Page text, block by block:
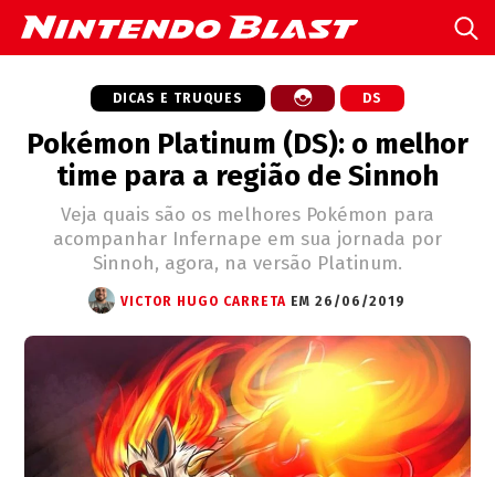
DICAS E TRUQUES DS
Pokémon Platinum (DS): o melhor
time para a região de Sinnoh
Veja quais são os melhores Pokémon para
acompanhar Infernape em sua jornada por
Sinnoh, agora, na versão Platinum.
VICTOR HUGO CARRETA EM 26/06/2019